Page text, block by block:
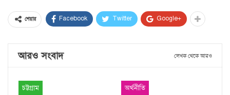
শেয়ার Facebook Twitter Google+
আরও সংবাদ লেখক থেকে আরও
চট্টগ্রাম অর্থনীতি